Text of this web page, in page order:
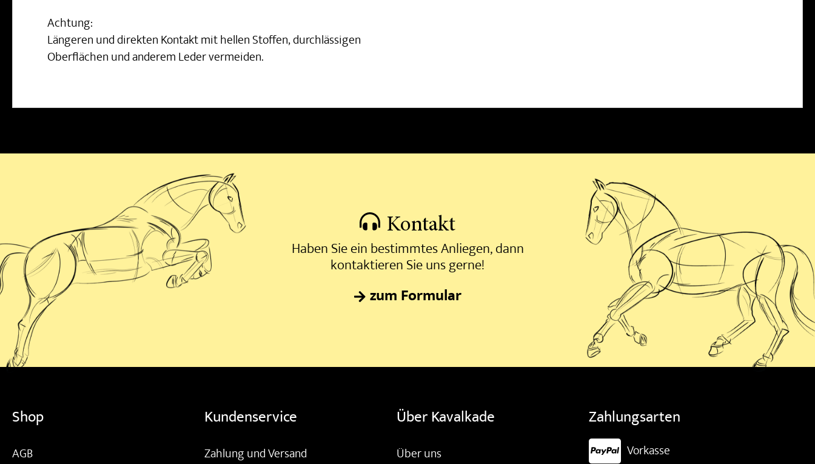
Achtung:
Längeren und direkten Kontakt mit hellen Stoffen, durchlässigen
Oberflächen und anderem Leder vermeiden.
Kontakt
Haben Sie ein bestimmtes Anliegen, dann
kontaktieren Sie uns gerne!
zum Formular
Shop
AGB
Kundenservice
Zahlung und Versand
Über Kavalkade
Über uns
Zahlungsarten
Vorkasse